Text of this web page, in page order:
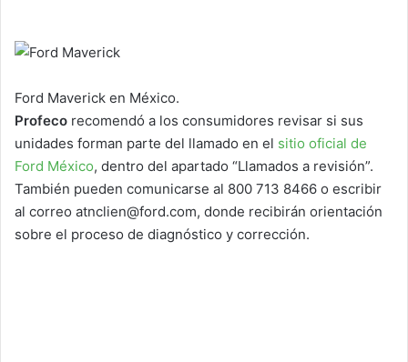
Ford Maverick en México.
Profeco recomendó a los consumidores revisar si sus
unidades forman parte del llamado en el sitio oficial de
Ford México, dentro del apartado “Llamados a revisión”.
También pueden comunicarse al 800 713 8466 o escribir
al correo atnclien@ford.com, donde recibirán orientación
sobre el proceso de diagnóstico y corrección.